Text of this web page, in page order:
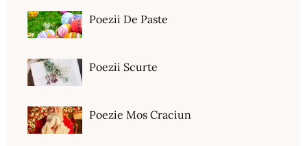
Poezii De Paste
Poezii Scurte
Poezie Mos Craciun